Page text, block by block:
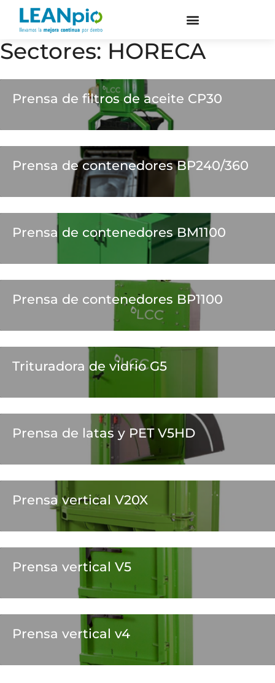
Sectores: HORECA
Prensa de filtros de aceite CP30
Prensa de contenedores BP240/360
Prensa de contenedores BM1100
Prensa de contenedores BP1100
Trituradora de vidrio G5
Prensa de latas y PET V5HD
Prensa vertical V20X
Prensa vertical V5
Prensa vertical v4